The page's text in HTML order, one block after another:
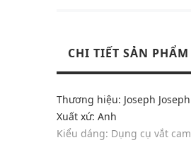
CHI TIẾT SẢN PHẨM
Thương hiệu: Joseph Joseph
Xuất xứ: Anh
Kiểu dáng: Dụng cụ vắt cam